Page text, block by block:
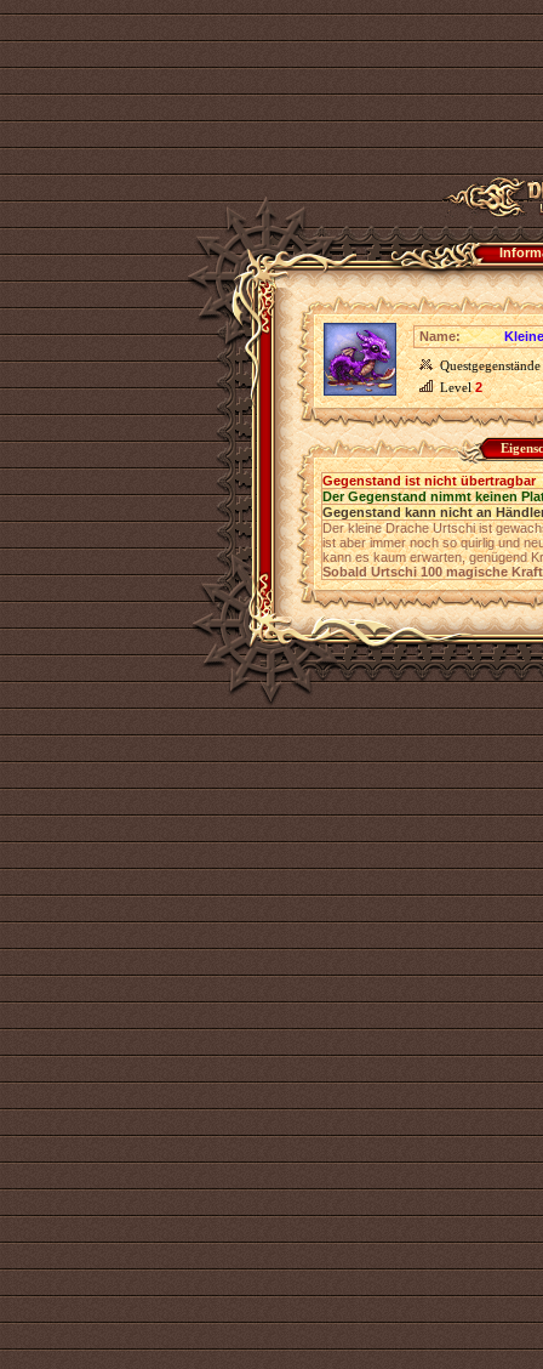
Name:
Questgegenstände
Level2
Gegenstand ist nicht übertragbar
Der Gegenstand nimmt keinen
Gegenstand kann nicht an
Der kleine Drache Urtschi ist
ist aber immer noch so quirlig und
kann es kaum erwarten, genügend
Sobald Urtschi 100 magische